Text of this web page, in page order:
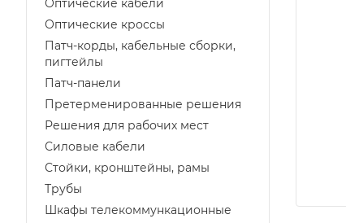
Оптические кабели
Оптические кроссы
Патч-корды, кабельные сборки,
пигтейлы
Патч-панели
Претерменированные решения
Решения для рабочих мест
Силовые кабели
Стойки, кронштейны, рамы
Трубы
Шкафы телекоммункационные